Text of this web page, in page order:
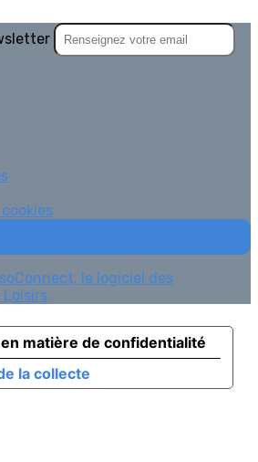
le logiciel des
la collecte
matière de confidentialité